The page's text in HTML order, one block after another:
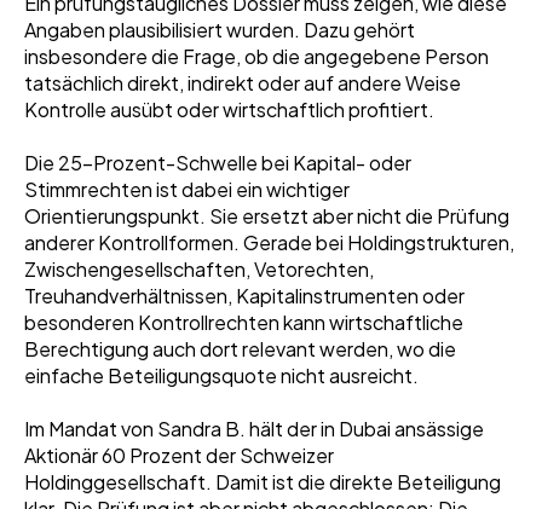
Angaben plausibilisiert wurden. Dazu gehört
insbesondere die Frage, ob die angegebene Person
tatsächlich direkt, indirekt oder auf andere Weise
Kontrolle ausübt oder wirtschaftlich profitiert.
Die 25-Prozent-Schwelle bei Kapital- oder
Stimmrechten ist dabei ein wichtiger
Orientierungspunkt. Sie ersetzt aber nicht die Prüfung
anderer Kontrollformen. Gerade bei Holdingstrukturen,
Zwischengesellschaften, Vetorechten,
Treuhandverhältnissen, Kapitalinstrumenten oder
besonderen Kontrollrechten kann wirtschaftliche
Berechtigung auch dort relevant werden, wo die
einfache Beteiligungsquote nicht ausreicht.
Im Mandat von Sandra B. hält der in Dubai ansässige
Aktionär 60 Prozent der Schweizer
Holdinggesellschaft. Damit ist die direkte Beteiligung